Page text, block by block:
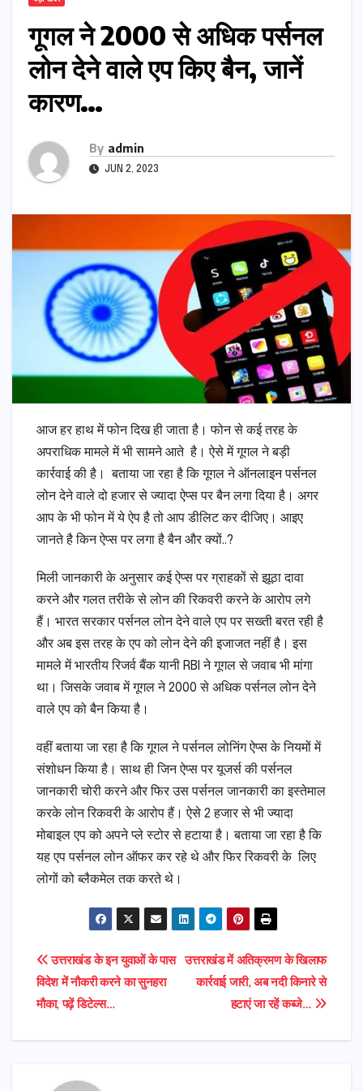
गूगल ने 2000 से अधिक पर्सनल
लोन देने वाले एप किए बैन, जानें
कारण…
By admin
JUN 2, 2023
आज हर हाथ में फोन दिख ही जाता है। फोन से कई तरह के
अपराधिक मामले में भी सामने आते है। ऐसे में गूगल ने बड़ी
कार्रवाई की है। बताया जा रहा है कि गूगल ने ऑनलाइन पर्सनल
लोन देने वाले दो हजार से ज्यादा ऐप्स पर बैन लगा दिया है। अगर
आप के भी फोन में ये ऐप है तो आप डीलिट कर दीजिए। आइए
जानते है किन ऐप्स पर लगा है बैन और क्यों..?
मिली जानकारी के अनुसार कई ऐप्स पर ग्राहकों से झूठा दावा
करने और गलत तरीके से लोन की रिकवरी करने के आरोप लगे
हैं। भारत सरकार पर्सनल लोन देने वाले एप पर सख्ती बरत रही है
और अब इस तरह के एप को लोन देने की इजाजत नहीं है। इस
मामले में भारतीय रिजर्व बैंक यानी RBI ने गूगल से जवाब भी मांगा
था। जिसके जवाब में गूगल ने 2000 से अधिक पर्सनल लोन देने
वाले एप को बैन किया है।
वहीं बताया जा रहा है कि गूगल ने पर्सनल लोनिंग ऐप्स के नियमों में
संशोधन किया है। साथ ही जिन ऐप्स पर यूजर्स की पर्सनल
जानकारी चोरी करने और फिर उस पर्सनल जानकारी का इस्तेमाल
करके लोन रिकवरी के आरोप हैं। ऐसे 2 हजार से भी ज्यादा
मोबाइल एप को अपने प्ले स्टोर से हटाया है। बताया जा रहा है कि
यह एप पर्सनल लोन ऑफर कर रहे थे और फिर रिकवरी के लिए
लोगों को ब्लैकमेल तक करते थे।
Post
navigation
उत्तराखंड में अतिक्रमण के खिलाफ
कार्रवाई जारी, अब नदी किनारे से
हटाएं जा रहें कब्जे…
उत्तराखंड के इन युवाओं के पास
विदेश में नौकरी करने का सुनहरा
मौका, पढ़ें डिटेल्स…